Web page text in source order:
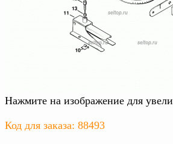
Нажмите на изображение для
Код для заказа: 88493